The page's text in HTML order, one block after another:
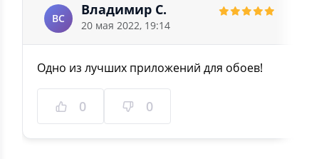
ВС
Владимир С.
20 мая 2022, 19:14
Одно из лучших приложений для обоев!
0 0